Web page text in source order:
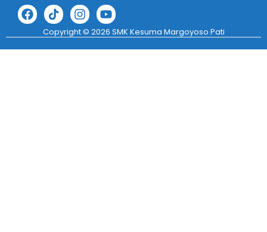
Copyright © 2026 SMK Kesuma Margoyoso Pati